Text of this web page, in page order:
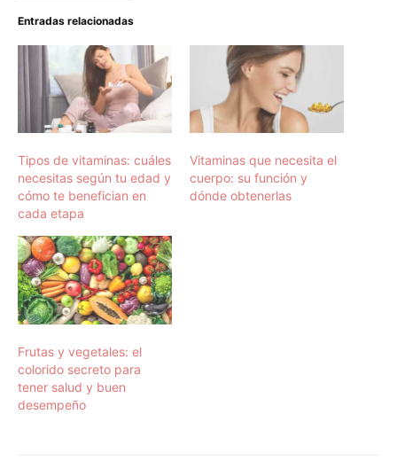
Entradas relacionadas
Tipos de vitaminas: cuáles
necesitas según tu edad y
cómo te benefician en
cada etapa
Vitaminas que necesita el
cuerpo: su función y
dónde obtenerlas
Frutas y vegetales: el
colorido secreto para
tener salud y buen
desempeño